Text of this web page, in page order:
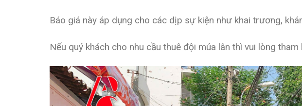
Báo giá này áp dụng cho các dịp sự kiện như khai trương,
Nếu quý khách cho nhu cầu thuê đội múa lân thì vui lòng tham